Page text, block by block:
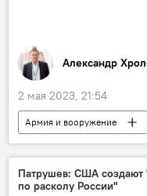
Александр
2 мая 2023, 21:54
Армия и вооружение
Политика
Патрушев: США создают
по расколу России"